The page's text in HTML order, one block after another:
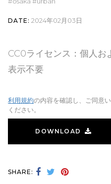
DATE: 2024年02月03日
CC0ライセンス：個人お
表示不要
利用規約の内容を確認し、ご同意
ください。
DOWNLOAD
SHARE: